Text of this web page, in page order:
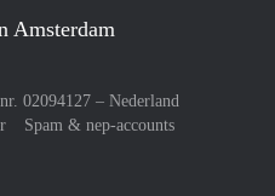
Amsterdam
02094127 – Nederland
Spam & nep-accounts